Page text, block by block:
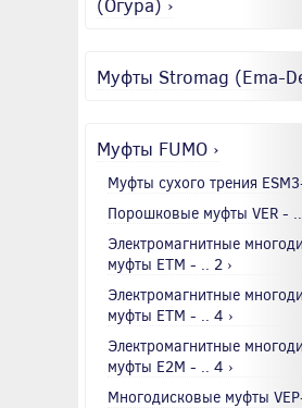
Муфты Stromag (Ema-
Муфты FUMO ›
Муфты сухого трения
Порошковые муфты VER -
Электромагнитные
муфты EТМ - .. 2 ›
Электромагнитные
муфты EТМ - .. 4 ›
Электромагнитные
муфты E2М - .. 4 ›
Многодисковые муфты